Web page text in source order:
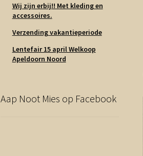
Wij zijn erbij!! Met kleding en
accessoires.
Verzending vakantieperiode
Lentefair 15 april Welkoop
Apeldoorn Noord
Aap Noot Mies op Facebook